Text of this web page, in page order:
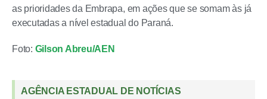
as prioridades da Embrapa, em ações que se somam às já
executadas a nível estadual do Paraná.
Foto: Gilson Abreu/AEN
AGÊNCIA ESTADUAL DE NOTÍCIAS